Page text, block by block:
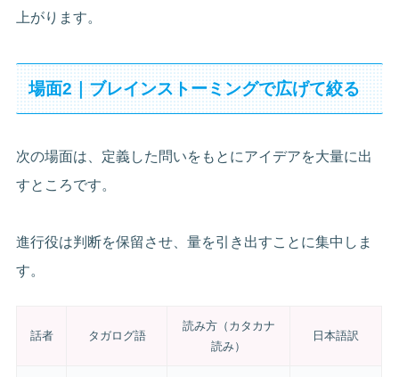
上がります。
場面2｜ブレインストーミングで広げて絞る
次の場面は、定義した問いをもとにアイデアを大量に出
すところです。
進行役は判断を保留させ、量を引き出すことに集中しま
す。
話者 タガログ語
読み方（カタカナ
読み）
日本語訳